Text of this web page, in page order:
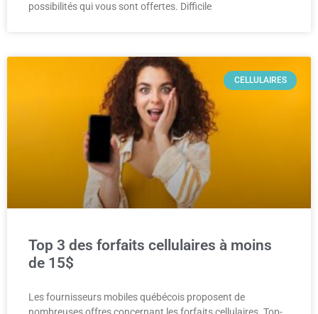
possibilités qui vous sont offertes. Difficile
CELLULAIRES
Top 3 des forfaits cellulaires à moins
de 15$
Les fournisseurs mobiles québécois proposent de